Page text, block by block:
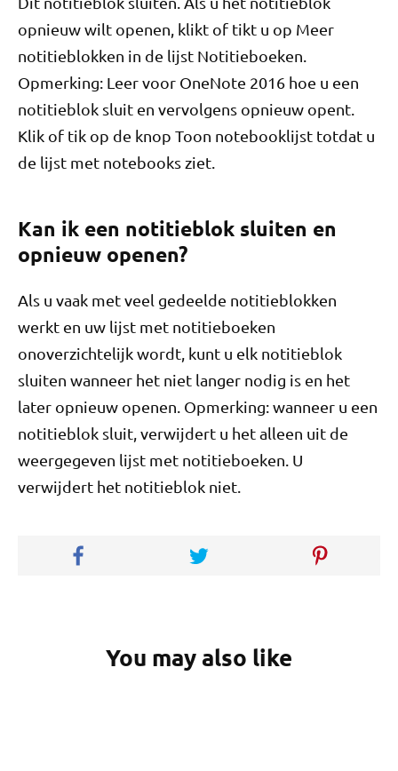
opnieuw wilt openen, klikt of tikt u op Meer
notitieblokken in de lijst Notitieboeken.
Opmerking: Leer voor OneNote 2016 hoe u een
notitieblok sluit en vervolgens opnieuw opent.
Klik of tik op de knop Toon notebooklijst totdat u
de lijst met notebooks ziet.
Kan ik een notitieblok sluiten en
opnieuw openen?
Als u vaak met veel gedeelde notitieblokken
werkt en uw lijst met notitieboeken
onoverzichtelijk wordt, kunt u elk notitieblok
sluiten wanneer het niet langer nodig is en het
later opnieuw openen. Opmerking: wanneer u een
notitieblok sluit, verwijdert u het alleen uit de
weergegeven lijst met notitieboeken. U
verwijdert het notitieblok niet.
You may also like